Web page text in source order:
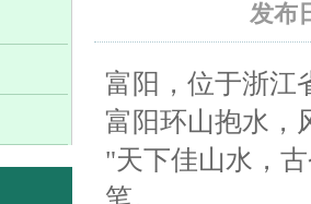
发布
富阳，位于浙江
富阳环山抱水，
"天下佳山水，
笔。